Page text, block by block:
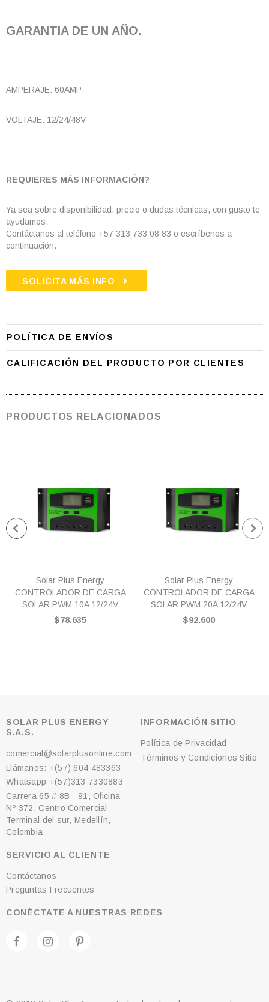
GARANTIA DE UN AÑO.
AMPERAJE: 60AMP
VOLTAJE: 12/24/48V
REQUIERES MÁS INFORMACIÓN?
Ya sea sobre disponibilidad, precio o dudas técnicas, con gusto te
ayudamos.
Contáctanos al teléfono +57 313 733 08 83 o escríbenos a
continuación.
SOLICITA MÁS INFO
POLÍTICA DE ENVÍOS
CALIFICACIÓN DEL PRODUCTO POR CLIENTES
PRODUCTOS RELACIONADOS
Solar Plus Energy
CONTROLADOR DE CARGA
SOLAR PWM 10A 12/24V
$78.635
Solar Plus Energy
CONTROLADOR DE CARGA
SOLAR PWM 20A 12/24V
$92.600
SOLAR PLUS ENERGY
S.A.S.
comercial@solarplusonline.com
Llámanos: +(57) 604 483363
Whatsapp +(57)313 7330883
Carrera 65 # 8B - 91, Oficina
Nº 372, Centro Comercial
Terminal del sur, Medellín,
Colombia
INFORMACIÓN SITIO
Política de Privacidad
Términos y Condiciones Sitio
SERVICIO AL CLIENTE
Contáctanos
Preguntas Frecuentes
CONÉCTATE A NUESTRAS REDES